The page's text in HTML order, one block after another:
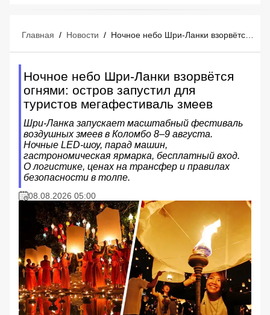
Главная / Новости /
Ночное небо Шри-Ланки взорвётся
огнями: остров запустил для
туристов мегафестиваль змеев
Шри-Ланка запускает масштабный фестиваль
воздушных змеев в Коломбо 8–9 августа.
Ночные LED-шоу, парад машин,
гастрономическая ярмарка, бесплатный вход.
О логистике, ценах на трансфер и правилах
безопасности в толпе.
08.08.2026 05:00